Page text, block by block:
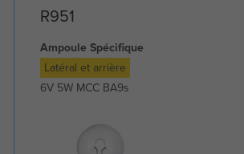
R951
Ampoule Spécifique
Latéral et arrière
6V 5W MCC BA9s